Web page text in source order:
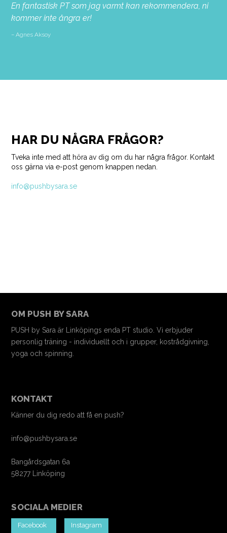
En fantastisk PT som jag varmt kan rekommendera, ni
kommer inte ångra er!
Agnes Aksoy
HAR DU NÅGRA FRÅGOR?
Tveka inte med att höra av dig om du har några frågor. Kontakt
oss gärna via e-post genom knappen nedan.
info@pushbysara.se
OM PUSH BY SARA
PUSH by Sara är Linköpings enda PT studio. Vi erbjuder
personlig träning - individuellt och i grupper, kostrådgivning,
yoga och spinning.
KONTAKT
Känner du dig redo att få en push?
info@pushbysara.se
Bangårdsgatan 6a
58277 Linköping
SOCIALA MEDIER
Facebook Instagram